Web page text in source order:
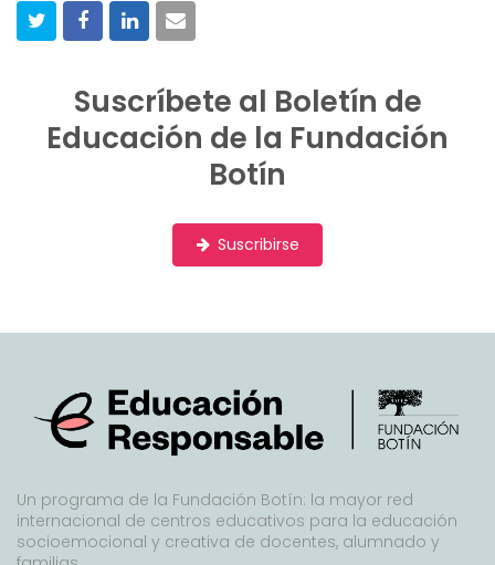
Suscríbete al Boletín de
Educación de la Fundación
Botín
Suscribirse
Un programa de la Fundación Botín: la mayor red
internacional de centros educativos para la educación
socioemocional y creativa de docentes, alumnado y